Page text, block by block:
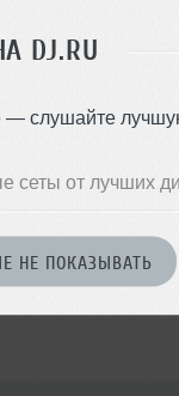
DJ.RU
— слушайте
сеты от лучших
НЕ ПОКАЗЫВАТЬ